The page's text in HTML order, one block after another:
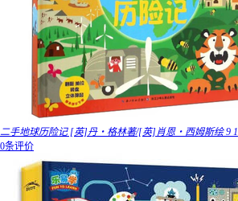
二手地球历险记 [英]丹・格林著/[英]肖恩・西姆斯绘 9 1
0条评价